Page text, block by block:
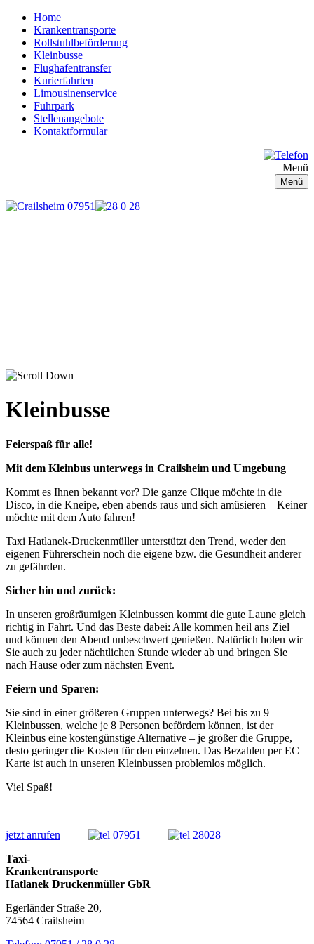
Home
Krankentransporte
Rollstuhlbeförderung
Kleinbusse
Flughafentransfer
Kurierfahrten
Limousinenservice
Fuhrpark
Stellenangebote
Kontaktformular
Menü
Menü
Kleinbusse
Feierspaß für alle!
Mit dem Kleinbus unterwegs in Crailsheim und Umgebung
Kommt es Ihnen bekannt vor? Die ganze Clique möchte in die
Disco, in die Kneipe, eben abends raus und sich amüsieren – Keiner
möchte mit dem Auto fahren!
Taxi Hatlanek-Druckenmüller unterstützt den Trend, weder den
eigenen Führerschein noch die eigene bzw. die Gesundheit anderer
zu gefährden.
Sicher hin und zurück:
In unseren großräumigen Kleinbussen kommt die gute Laune gleich
richtig in Fahrt. Und das Beste dabei: Alle kommen heil ans Ziel
und können den Abend unbeschwert genießen. Natürlich holen wir
Sie auch zu jeder nächtlichen Stunde wieder ab und bringen Sie
nach Hause oder zum nächsten Event.
Feiern und Sparen:
Sie sind in einer größeren Gruppen unterwegs? Bei bis zu 9
Kleinbussen, welche je 8 Personen befördern können, ist der
Kleinbus eine kostengünstige Alternative – je größer die Gruppe,
desto geringer die Kosten für den einzelnen. Das Bezahlen per EC
Karte ist auch in unseren Kleinbussen problemlos möglich.
Viel Spaß!
jetzt anrufen
Taxi-
Krankentransporte
Hatlanek Druckenmüller GbR
Egerländer Straße 20,
74564 Crailsheim